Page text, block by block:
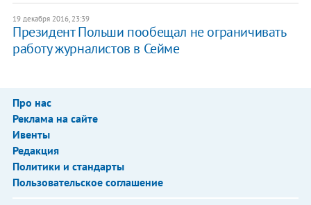
19 декабря 2016, 23:39
Президент Польши пообещал не ограничивать
работу журналистов в Сейме
Про нас
Реклама на сайте
Ивенты
Редакция
Политики и стандарты
Пользовательское соглашение